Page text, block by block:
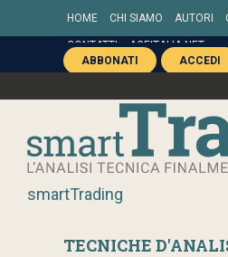
HOME CHI SIAMO AUTORI
CONTATTI
AGEITALIA.NET
ABBONATI
ACCEDI
smartTrading
TECNICHE